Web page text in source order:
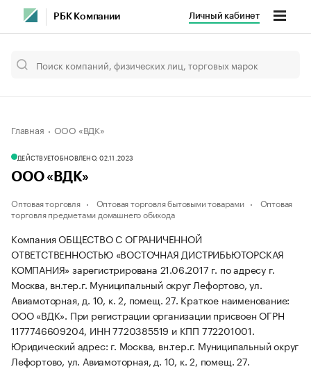
РБК Компании Личный кабинет
Главная ООО «ВДК»
ДЕЙСТВУЕТОБНОВЛЕНО, 02.11.2023
ООО «ВДК»
Оптовая торговля Оптовая торговля бытовыми товарами
Оптовая
торговля предметами домашнего обихода
Компания ОБЩЕСТВО С ОГРАНИЧЕННОЙ
ОТВЕТСТВЕННОСТЬЮ «ВОСТОЧНАЯ ДИСТРИБЬЮТОРСКАЯ
КОМПАНИЯ» зарегистрирована 21.06.2017 г. по адресу г.
Москва, вн.тер.г. Муниципальный округ Лефортово, ул.
Авиамоторная, д. 10, к. 2, помещ. 27. Краткое наименование:
ООО «ВДК». При регистрации организации присвоен ОГРН
1177746609204, ИНН 7720385519 и КПП 772201001.
Юридический адрес: г. Москва, вн.тер.г. Муниципальный округ
Лефортово, ул. Авиамоторная, д. 10, к. 2, помещ. 27.